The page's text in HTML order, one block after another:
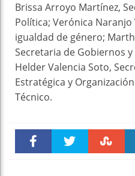
Brissa Arroyo Martínez,
Política; Verónica Naranjo
igualdad de género;
Secretaria de Gobiernos
Helder Valencia Soto,
Estratégica y
Técnico.